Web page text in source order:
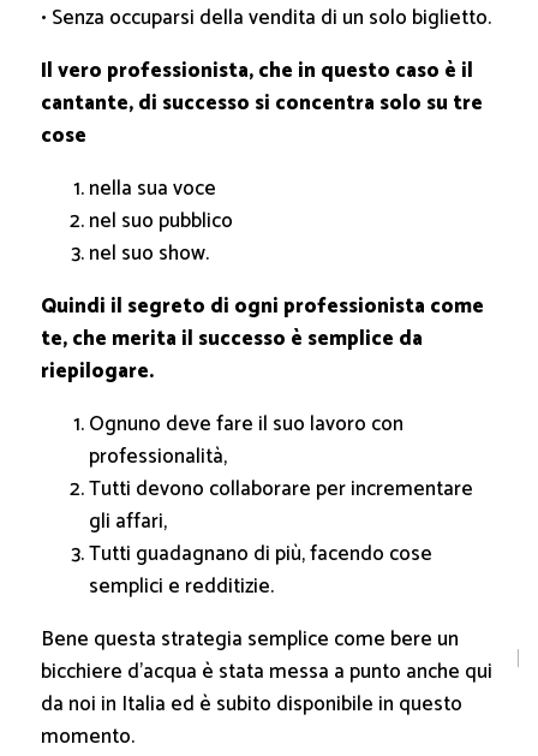
• Senza occuparsi della vendita di un solo biglietto.
Il vero professionista, che in questo caso è il
cantante, di successo si concentra solo su tre
cose
nella sua voce
nel suo pubblico
nel suo show.
Quindi il segreto di ogni professionista come
te, che merita il successo è semplice da
riepilogare.
Ognuno deve fare il suo lavoro con
professionalità,
Tutti devono collaborare per incrementare
gli affari,
Tutti guadagnano di più, facendo cose
semplici e redditizie.
Bene questa strategia semplice come bere un
bicchiere d’acqua è stata messa a punto anche qui
da noi in Italia ed è subito disponibile in questo
momento.